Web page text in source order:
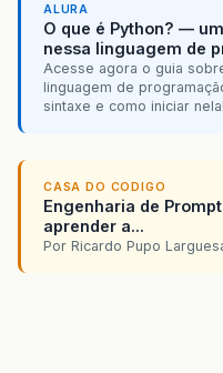
ALURA
O que é Python? —
nessa linguagem de
Acesse agora o guia
linguagem de
sintaxe e como iniciar nela!
CASA DO CODIGO
Engenharia de
aprender a...
Por Ricardo Pupo